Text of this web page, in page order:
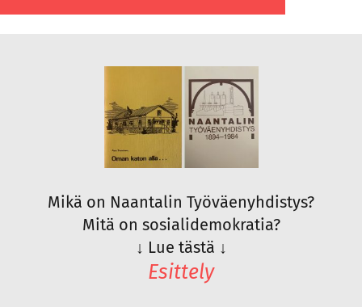
Mikä on Naantalin Työväenyhdistys?
Mitä on sosialidemokratia?
↓ Lue tästä ↓
Esittely